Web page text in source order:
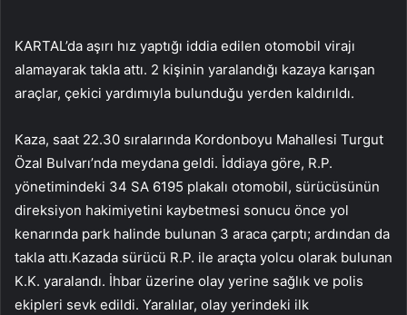
KARTAL’da aşırı hız yaptığı iddia edilen otomobil virajı
alamayarak takla attı. 2 kişinin yaralandığı kazaya karışan
araçlar, çekici yardımıyla bulunduğu yerden kaldırıldı.
Kaza, saat 22.30 sıralarında Kordonboyu Mahallesi Turgut
Özal Bulvarı’nda meydana geldi. İddiaya göre, R.P.
yönetimindeki 34 SA 6195 plakalı otomobil, sürücüsünün
direksiyon hakimiyetini kaybetmesi sonucu önce yol
kenarında park halinde bulunan 3 araca çarptı; ardından da
takla attı.Kazada sürücü R.P. ile araçta yolcu olarak bulunan
K.K. yaralandı. İhbar üzerine olay yerine sağlık ve polis
ekipleri sevk edildi. Yaralılar, olay yerindeki ilk